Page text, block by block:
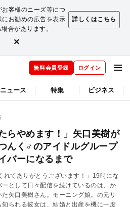
客様のニーズ等につ
お勧めの広告を表示
合があります。
詳しくはこちら
×
無料会員登録 ログイン
ニュース 特集 ビジネス
らやめます！」矢口美樹が
んく♂のアイドルグループ
バーになるまで
れてありがとうございます！」19時にな
として日々配信を続けているのは、か
矢口美樹さん。モーニング娘。の元リ
られる彼女は、結婚と出産を機に一度